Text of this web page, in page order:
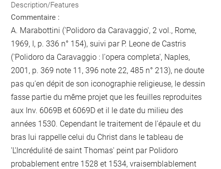
Description/Features
Commentaire :
A. Marabottini ('Polidoro da Caravaggio', 2 vol., Rome,
1969, I, p. 336 n° 154), suivi par P. Leone de Castris
('Polidoro da Caravaggio : l'opera completa', Naples,
2001, p. 369 note 11, 396 note 22, 485 n° 213), ne doute
pas qu'en dépit de son iconographie religieuse, le dessin
fasse partie du même projet que les feuilles reproduites
aux Inv. 6069B et 6069D et il le date du milieu des
années 1530. Cependant le traitement de l'épaule et du
bras lui rappelle celui du Christ dans le tableau de
'L'Incrédulité de saint Thomas' peint par Polidoro
probablement entre 1528 et 1534, vraisemblablement